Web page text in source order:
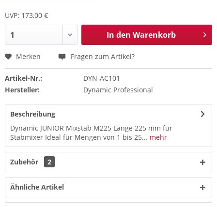
UVP: 173,00 €
In den Warenkorb
Merken Fragen zum Artikel?
Artikel-Nr.:
DYN-AC101
Hersteller:
Dynamic Professional
Beschreibung
Dynamic JUNIOR Mixstab M225 Länge 225 mm für
Stabmixer Ideal für Mengen von 1 bis 25... mehr
Zubehör 2
Ähnliche Artikel